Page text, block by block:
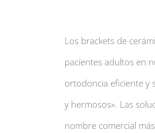
Los brackets de
pacientes adultos en
ortodoncia eficiente y
y hermosos». Las
nombre comercial